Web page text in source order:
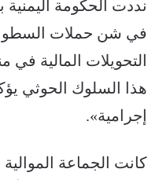
نددت الحكومة اليمنية
في شن حملات
التحويلات المالية
هذا السلوك الحوثي
إجرامية».
كانت الجماعة